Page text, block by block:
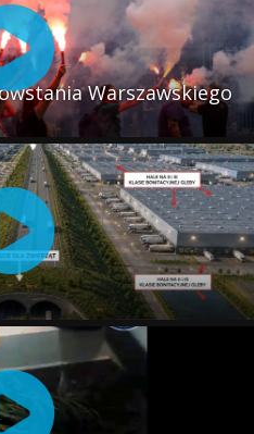
Warszawskiego